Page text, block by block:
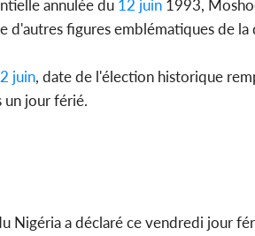
annulée du 12 juin 1993,
d'autres figures emblématiques de la
juin, date de l'élection historique
un jour férié.
Nigéria a déclaré ce vendredi jour